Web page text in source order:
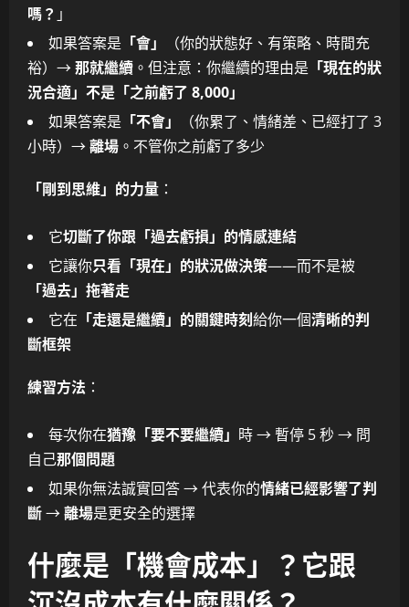
嗎？ 」
如果答案是 「會」
（你的狀態好、有策略、時間充
裕）→那就繼續 。但注意：你繼續的理由是 「現在的狀
況合適」不是「之前虧了 8,000」
如果答案是 「不會」
（你累了、情緒差、已經打了 3
小時）→離場 。不管你之前虧了多少
「剛到思維」的力量 ：
它切斷了你跟「過去虧損」的情感連結
它讓你只看「現在」的狀況做決策——而不是被
「過去」拖著走
它在 「走還是繼續」的關鍵時刻給你一個清晰的判
斷框架
練習方法 ：
每次你在猶豫「要不要繼續」 時 → 暫停 5 秒 → 問
自己那個問題
如果你無法誠實回答 → 代表你的情緒已經影響了判
斷→離場是更安全的選擇
什麼是「機會成本」？它跟